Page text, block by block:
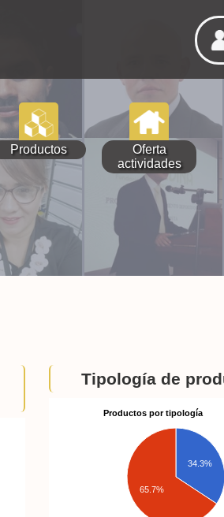
Productos
Oferta
actividades
Tipología de
Productos por tipología
34.3%
65.7%